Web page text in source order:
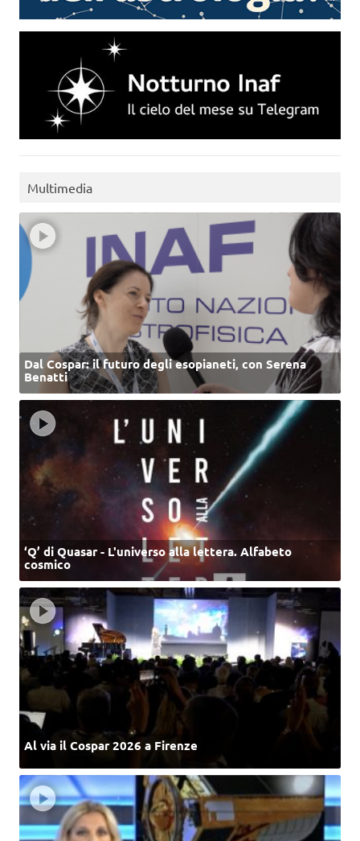
Multimedia
Dal Cospar: il futuro degli esopianeti, con Serena
Benatti
‘Q’ di Quasar - L'universo alla lettera. Alfabeto
cosmico
Al via il Cospar 2026 a Firenze